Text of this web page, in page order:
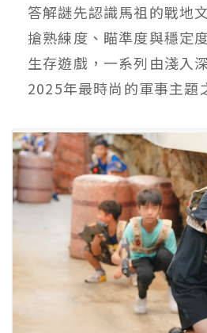
答解謎先認識馬祖的戰地
搶熟練度、瞄準度與穩定
生存遊戲，一系列由淺入
2025年最時尚的軍事主題